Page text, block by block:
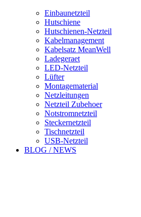
Einbaunetzteil
Hutschiene
Hutschienen-Netzteil
Kabelmanagement
Kabelsatz MeanWell
Ladegeraet
LED-Netzteil
Lüfter
Montagematerial
Netzleitungen
Netzteil Zubehoer
Notstromnetzteil
Steckernetzteil
Tischnetzteil
USB-Netzteil
BLOG / NEWS